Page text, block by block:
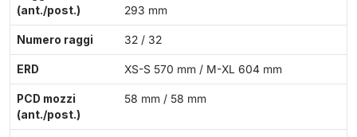
(ant./post.)
293 mm
Numero raggi 32 / 32
ERD XS-S 570 mm / M-XL 604 mm
PCD mozzi
(ant./post.)
58 mm / 58 mm